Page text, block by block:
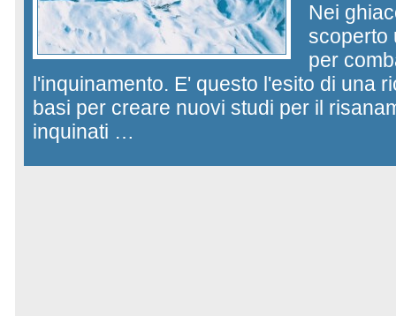
Nei
scoperto
per
l'inquinamento. E' questo l'esito di una
basi per creare nuovi studi per il
inquinati …